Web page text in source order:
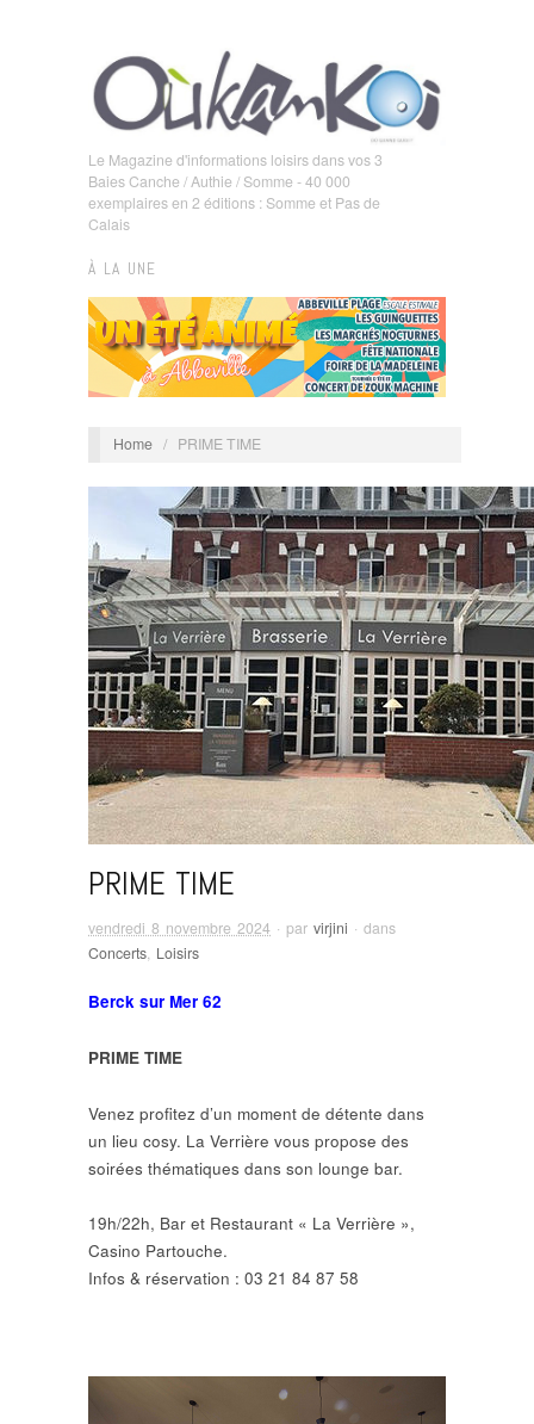
Le Magazine d'informations loisirs dans vos 3
Baies Canche / Authie / Somme - 40 000
exemplaires en 2 éditions : Somme et Pas de
Calais
À LA UNE
Home / PRIME TIME
PRIME TIME
vendredi 8 novembre 2024 · par virjini · dans
Concerts, Loisirs
Berck sur Mer 62
PRIME TIME
Venez profitez d’un moment de détente dans
un lieu cosy. La Verrière vous propose des
soirées thématiques dans son lounge bar.
19h/22h, Bar et Restaurant « La Verrière »,
Casino Partouche.
Infos & réservation : 03 21 84 87 58